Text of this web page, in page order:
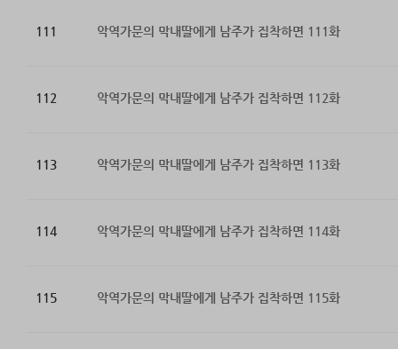
111 악역가문의 막내딸에게 남주가 집착하면 111화
112 악역가문의 막내딸에게 남주가 집착하면 112화
113 악역가문의 막내딸에게 남주가 집착하면 113화
114 악역가문의 막내딸에게 남주가 집착하면 114화
115 악역가문의 막내딸에게 남주가 집착하면 115화